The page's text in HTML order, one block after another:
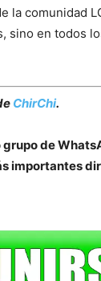
la comunidad
sino en todos
ChirChi.
grupo de
importantes